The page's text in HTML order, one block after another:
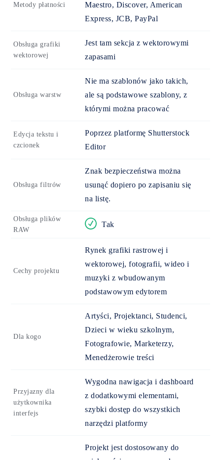
Metody płatności
Maestro, Discover, American
Express, JCB, PayPal
Obsługa grafiki
wektorowej
Jest tam sekcja z wektorowymi
zapasami
Obsługa warstw
Nie ma szablonów jako takich,
ale są podstawowe szablony, z
którymi można pracować
Edycja tekstu i
czcionek
Poprzez platformę Shutterstock
Editor
Obsługa filtrów
Znak bezpieczeństwa można
usunąć dopiero po zapisaniu się
na listę.
Obsługa plików
RAW
Tak
Cechy projektu
Rynek grafiki rastrowej i
wektorowej, fotografii, wideo i
muzyki z wbudowanym
podstawowym edytorem
Dla kogo
Artyści, Projektanci, Studenci,
Dzieci w wieku szkolnym,
Fotografowie, Marketerzy,
Menedżerowie treści
Przyjazny dla
użytkownika
interfejs
Wygodna nawigacja i dashboard
z dodatkowymi elementami,
szybki dostęp do wszystkich
narzędzi platformy
Projekt jest dostosowany do